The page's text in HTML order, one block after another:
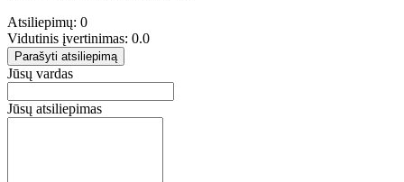
Atsiliepimų: 0
Vidutinis įvertinimas: 0.0
Parašyti atsiliepimą
Jūsų vardas
Jūsų atsiliepimas